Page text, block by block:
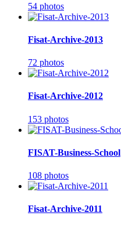
54 photos
Fisat-Archive-2013
72 photos
Fisat-Archive-2012
153 photos
FISAT-Business-School
108 photos
Fisat-Archive-2011